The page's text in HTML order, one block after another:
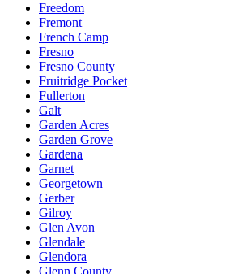
Freedom
Fremont
French Camp
Fresno
Fresno County
Fruitridge Pocket
Fullerton
Galt
Garden Acres
Garden Grove
Gardena
Garnet
Georgetown
Gerber
Gilroy
Glen Avon
Glendale
Glendora
Glenn County